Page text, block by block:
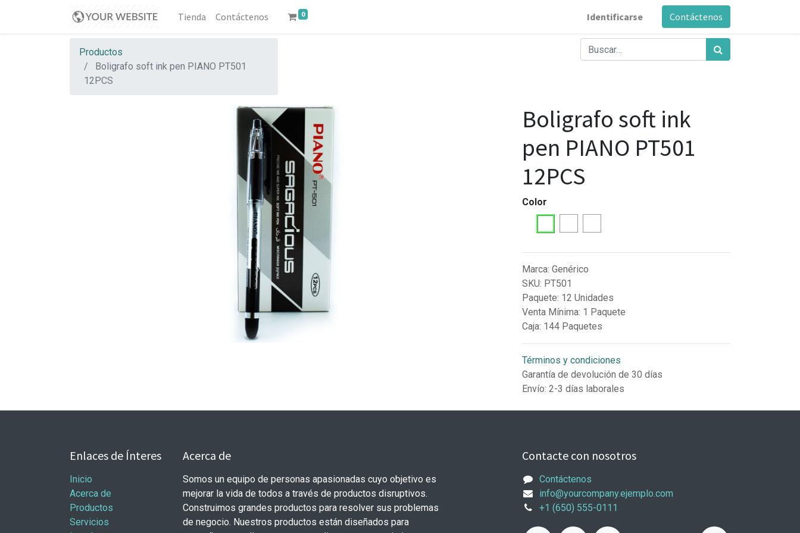
Tienda Contáctenos 0 Identificarse Contáctenos
Productos
Boligrafo soft ink pen PIANO PT501
12PCS
Boligrafo soft ink
pen PIANO PT501
12PCS
Color
Marca: Genérico
SKU: PT501
Paquete: 12 Unidades
Venta Mínima: 1 Paquete
Caja: 144 Paquetes
Términos y condiciones
Garantía de devolución de 30 días
Envío: 2-3 días laborales
Enlaces de Ínteres
Inicio
Acerca de
Productos
Servicios
Acerca de
Somos un equipo de personas apasionadas cuyo objetivo es
mejorar la vida de todos a través de productos disruptivos.
Construimos grandes productos para resolver sus problemas
de negocio. Nuestros productos están diseñados para
Contacte con nosotros
Contáctenos
info@yourcompany.ejemplo.com
+1 (650) 555-0111